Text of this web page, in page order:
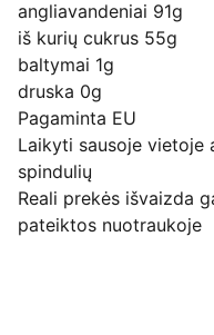
angliavandeniai 91g
iš kurių cukrus 55g
baltymai 1g
druska 0g
Pagaminta EU
Laikyti sausoje vietoje
spindulių
Reali prekės išvaizda
pateiktos nuotraukoje